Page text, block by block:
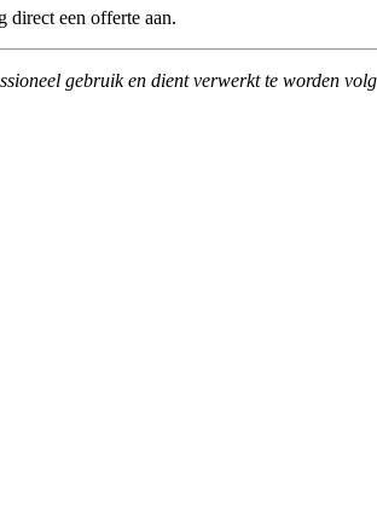
direct een offerte aan.
gebruik en dient verwerkt te worden